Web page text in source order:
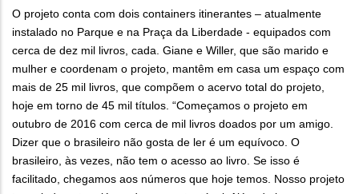
O projeto conta com dois containers itinerantes – atualmente
instalado no Parque e na Praça da Liberdade - equipados com
cerca de dez mil livros, cada. Giane e Willer, que são marido e
mulher e coordenam o projeto, mantêm em casa um espaço com
mais de 25 mil livros, que compõem o acervo total do projeto,
hoje em torno de 45 mil títulos. “Começamos o projeto em
outubro de 2016 com cerca de mil livros doados por um amigo.
Dizer que o brasileiro não gosta de ler é um equívoco. O
brasileiro, às vezes, não tem o acesso ao livro. Se isso é
facilitado, chegamos aos números que hoje temos. Nosso projeto